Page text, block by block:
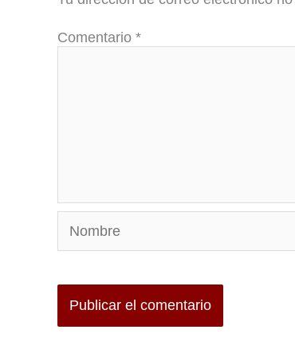
Comentario *